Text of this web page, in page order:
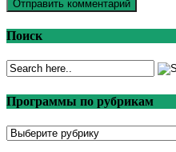
Поиск
Программы по рубрикам
Программы